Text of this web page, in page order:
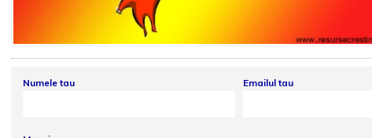
Numele tau Emailul tau